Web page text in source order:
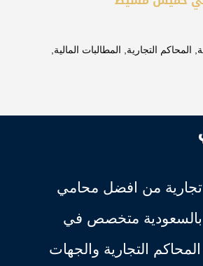
, المحاكم التجارية, المطالبات المالية,
تجارية من افضل محامي
متخصص في
التجارية والجهات